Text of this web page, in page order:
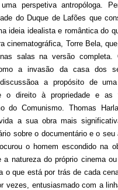
perspetiva antropóloga.
do Duque de Lafões que
ideia idealista e romântica do
cinematográfica, Torre Bela,
salas na versão completa.
a invasão da casa dos
a propósito de
o direito à propriedade e as
do Comunismo. Thomas
a sua obra mais
sobre o documentário e o seu
o homem escondido na
a natureza do próprio cinema
o que está por trás de cada
vezes, entusiasmado com a